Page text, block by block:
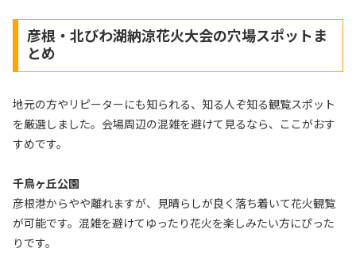
彦根・北びわ湖納涼花火大会の穴場スポットま
とめ
地元の方やリピーターにも知られる、知る人ぞ知る観覧スポット
を厳選しました。会場周辺の混雑を避けて見るなら、ここがおす
すめです。
千鳥ヶ丘公園
彦根港からやや離れますが、見晴らしが良く落ち着いて花火観覧
が可能です。混雑を避けてゆったり花火を楽しみたい方にぴった
りです。